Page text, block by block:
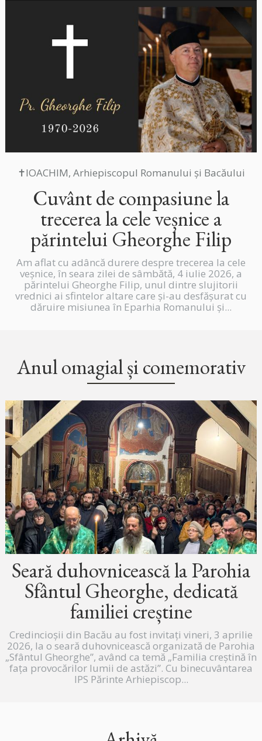
✝IOACHIM, Arhiepiscopul Romanului și Bacăului
Cuvânt de compasiune la
trecerea la cele veșnice a
părintelui Gheorghe Filip
Am aflat cu adâncă durere despre trecerea la cele
veșnice, în seara zilei de sâmbătă, 4 iulie 2026, a
părintelui Gheorghe Filip, unul dintre slujitorii
vrednici ai sfintelor altare care și-au desfășurat cu
dăruire misiunea în Eparhia Romanului și...
Anul omagial și comemorativ
Seară duhovnicească la Parohia
Sfântul Gheorghe, dedicată
familiei creștine
Credincioșii din Bacău au fost invitați vineri, 3 aprilie
2026, la o seară duhovnicească organizată de Parohia
„Sfântul Gheorghe”, având ca temă „Familia creștină în
fața provocărilor lumii de astăzi”. Cu binecuvântarea
IPS Părinte Arhiepiscop...